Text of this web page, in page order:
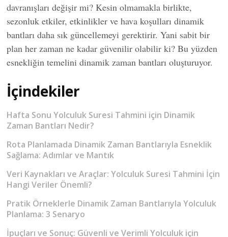
davranışları değişir mi? Kesin olmamakla birlikte,
sezonluk etkiler, etkinlikler ve hava koşulları dinamik
bantları daha sık güncellemeyi gerektirir. Yani sabit bir
plan her zaman ne kadar güvenilir olabilir ki? Bu yüzden
esnekliğin temelini dinamik zaman bantları oluşturuyor.
İçindekiler
Hafta Sonu Yolculuk Suresi Tahmini için Dinamik
Zaman Bantları Nedir?
Rota Planlamada Dinamik Zaman Bantlarıyla Esneklik
Sağlama: Adımlar ve Mantık
Veri Kaynakları ve Araçlar: Yolculuk Suresi Tahmini İçin
Hangi Veriler Önemli?
Pratik Örneklerle Dinamik Zaman Bantlarıyla Yolculuk
Planlama: 3 Senaryo
İpuçları ve Sonuç: Güvenli ve Verimli Yolculuk için